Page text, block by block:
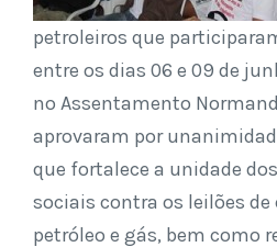
petroleiros que
entre os dias 06 e 09 de
no Assentamento
aprovaram por
que fortalece a unidade
sociais contra os leilões de
petróleo e gás, bem como